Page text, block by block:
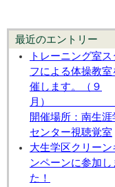
最近のエントリー
トレーニング室ス
フによる体操教室
催します。（９
開催場所：南生涯
センター視聴覚室
大生学区クリーン
ンペーンに参加し
た！